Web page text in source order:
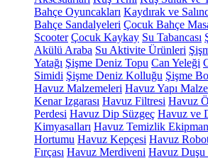
Bahçe Oyuncakları Kaydırak ve
Bahçe Sandalyeleri Çocuk Bahçe
Scooter Çocuk Kaykay Su Tabancası
Akülü Araba Su Aktivite Ürünleri
Yatağı Şişme Deniz Topu Can Yeleği
Simidi Şişme Deniz Kolluğu Şişme
Havuz Malzemeleri Havuz Yapı
Kenar Izgarası Havuz Filtresi Havuz
Perdesi Havuz Dip Süzgeç Havuz ve
Kimyasalları Havuz Temizlik
Hortumu Havuz Kepçesi Havuz
Fırçası Havuz Merdiveni Havuz Duşu